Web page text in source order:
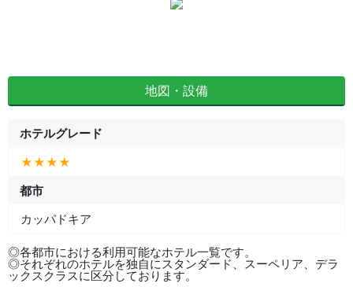
地図・設備
ホテルグレード
★★★★
都市
カッパドキア
◎各都市における利用可能なホテル一覧です。
◎それぞれのホテルを独自にスタンダード、スーペリア、デラ
ックスクラスに区分しております。